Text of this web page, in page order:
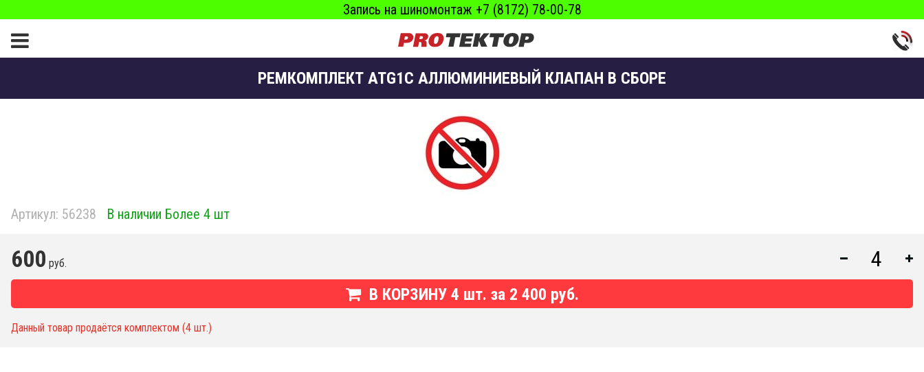
Запись на шиномонтаж +7 (8172) 78-00-78
РЕМКОМПЛЕКТ ATG1C АЛЛЮМИНИЕВЫЙ КЛАПАН В СБОРЕ
Артикул: 56238 В наличии Более 4 шт
600 руб.
В КОРЗИНУ 4 шт. за 2 400 руб.
Данный товар продаётся комплектом (4 шт.)